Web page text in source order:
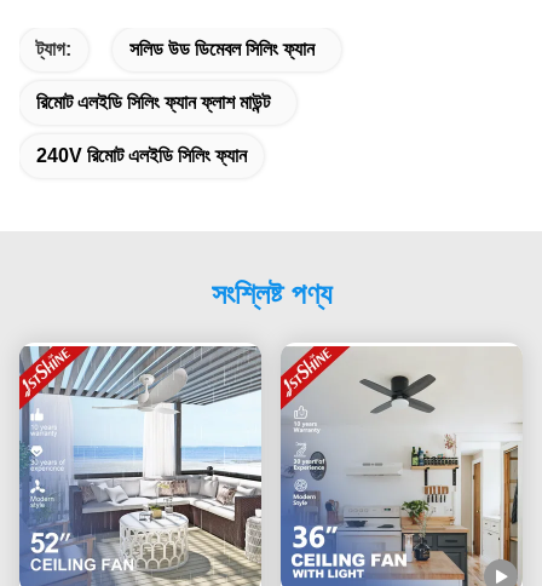
ট্যাগ: সলিড উড ডিমেবল সিলিং ফ্যান
রিমোট এলইডি সিলিং ফ্যান ফ্লাশ মাউন্ট
240V রিমোট এলইডি সিলিং ফ্যান
সংশ্লিষ্ট পণ্য